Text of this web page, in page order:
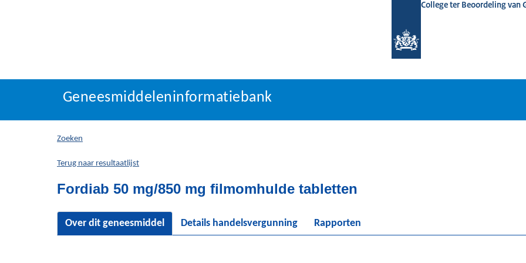
College ter Beoordeling van
Geneesmiddeleninformatiebank
U
hier:
Geneesmiddeleninformatiebank
Zoeken
Terug naar resultaatlijst
Fordiab 50 mg/850 mg filmomhulde tabletten
Over dit geneesmiddel Details handelsvergunning Rapporten